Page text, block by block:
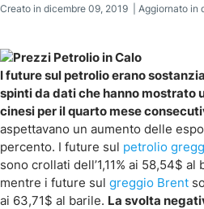
Creato in dicembre 09, 2019 | Aggiornato in
I future sul petrolio erano
spinti da dati che hanno mostrato
cinesi per il quarto mese
aspettavano un aumento delle
percento. I future sul petrolio
sono crollati dell’1,11% ai 58,54$ al
mentre i future sul greggio Brent
ai 63,71$ al barile. La svolta